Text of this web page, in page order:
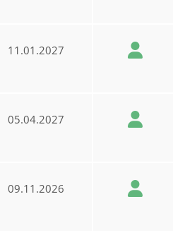
11.01.2027
05.04.2027
09.11.2026